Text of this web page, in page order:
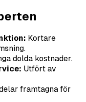
Kortare
dolda kostnader.
Utfört av
framtagna för